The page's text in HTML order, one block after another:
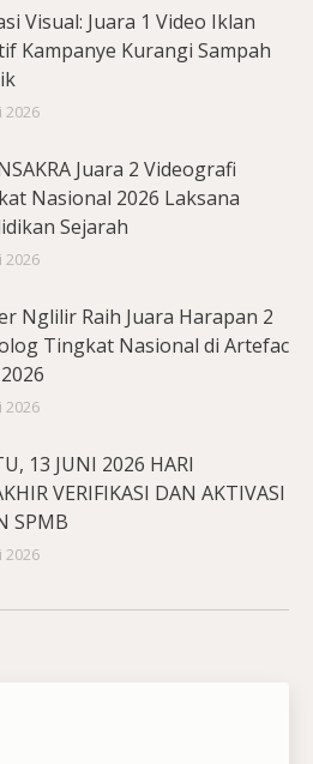
Visual: Juara 1 Video Iklan
Kampanye Kurangi Sampah
2026
Juara 2 Videografi
Nasional 2026 Laksana
Sejarah
2026
Nglilir Raih Juara Harapan 2
Tingkat Nasional di Artefac
2026
13 JUNI 2026 HARI
VERIFIKASI DAN AKTIVASI
SPMB
2026